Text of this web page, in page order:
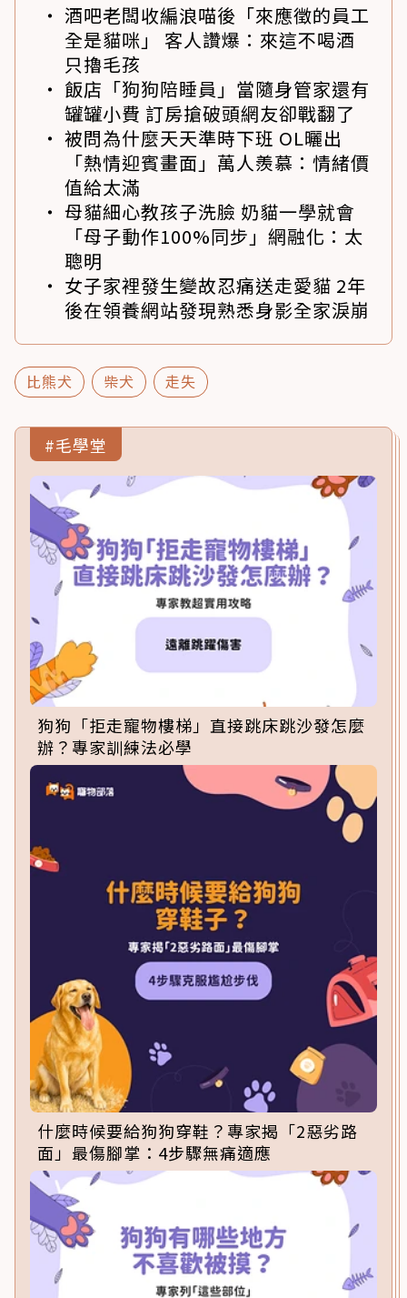
酒吧老闆收編浪喵後「來應徵的員工
全是貓咪」 客人讚爆：來這不喝酒
只擼毛孩
飯店「狗狗陪睡員」當隨身管家還有
罐罐小費 訂房搶破頭網友卻戰翻了
被問為什麼天天準時下班 OL曬出
「熱情迎賓畫面」萬人羨慕：情緒價
值給太滿
母貓細心教孩子洗臉 奶貓一學就會
「母子動作100%同步」網融化：太
聰明
女子家裡發生變故忍痛送走愛貓 2年
後在領養網站發現熟悉身影全家淚崩
比熊犬 柴犬 走失
#毛學堂
狗狗「拒走寵物樓梯」直接跳床跳沙發怎麼
辦？專家訓練法必學
什麼時候要給狗狗穿鞋？專家揭「2惡劣路
面」最傷腳掌：4步驟無痛適應